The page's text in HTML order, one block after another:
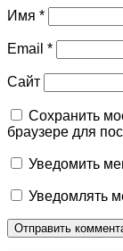
Имя *
Email *
Сайт
Сохранить
браузере для
Уведомить
Уведомлять